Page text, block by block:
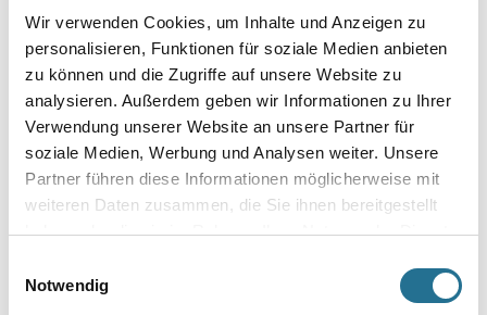
Wir verwenden Cookies, um Inhalte und Anzeigen zu
personalisieren, Funktionen für soziale Medien anbieten
zu können und die Zugriffe auf unsere Website zu
analysieren. Außerdem geben wir Informationen zu Ihrer
Verwendung unserer Website an unsere Partner für
soziale Medien, Werbung und Analysen weiter. Unsere
Partner führen diese Informationen möglicherweise mit
weiteren Daten zusammen, die Sie ihnen bereitgestellt
haben oder die sie im Rahmen Ihrer Nutzung der Dienste
Notwendig
Körnung
Gebinde
Umrechnungsfaktoren